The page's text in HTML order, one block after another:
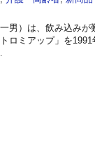
男）は、飲み込みが
ロミアップ」を1991